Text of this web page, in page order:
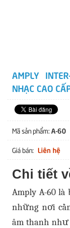
AMPLY
NHẠC CAO
Mã sản phẩm: A-60
Giá bán: Liên hệ
Chi tiết
Amply A-60
những nơi
âm thanh như